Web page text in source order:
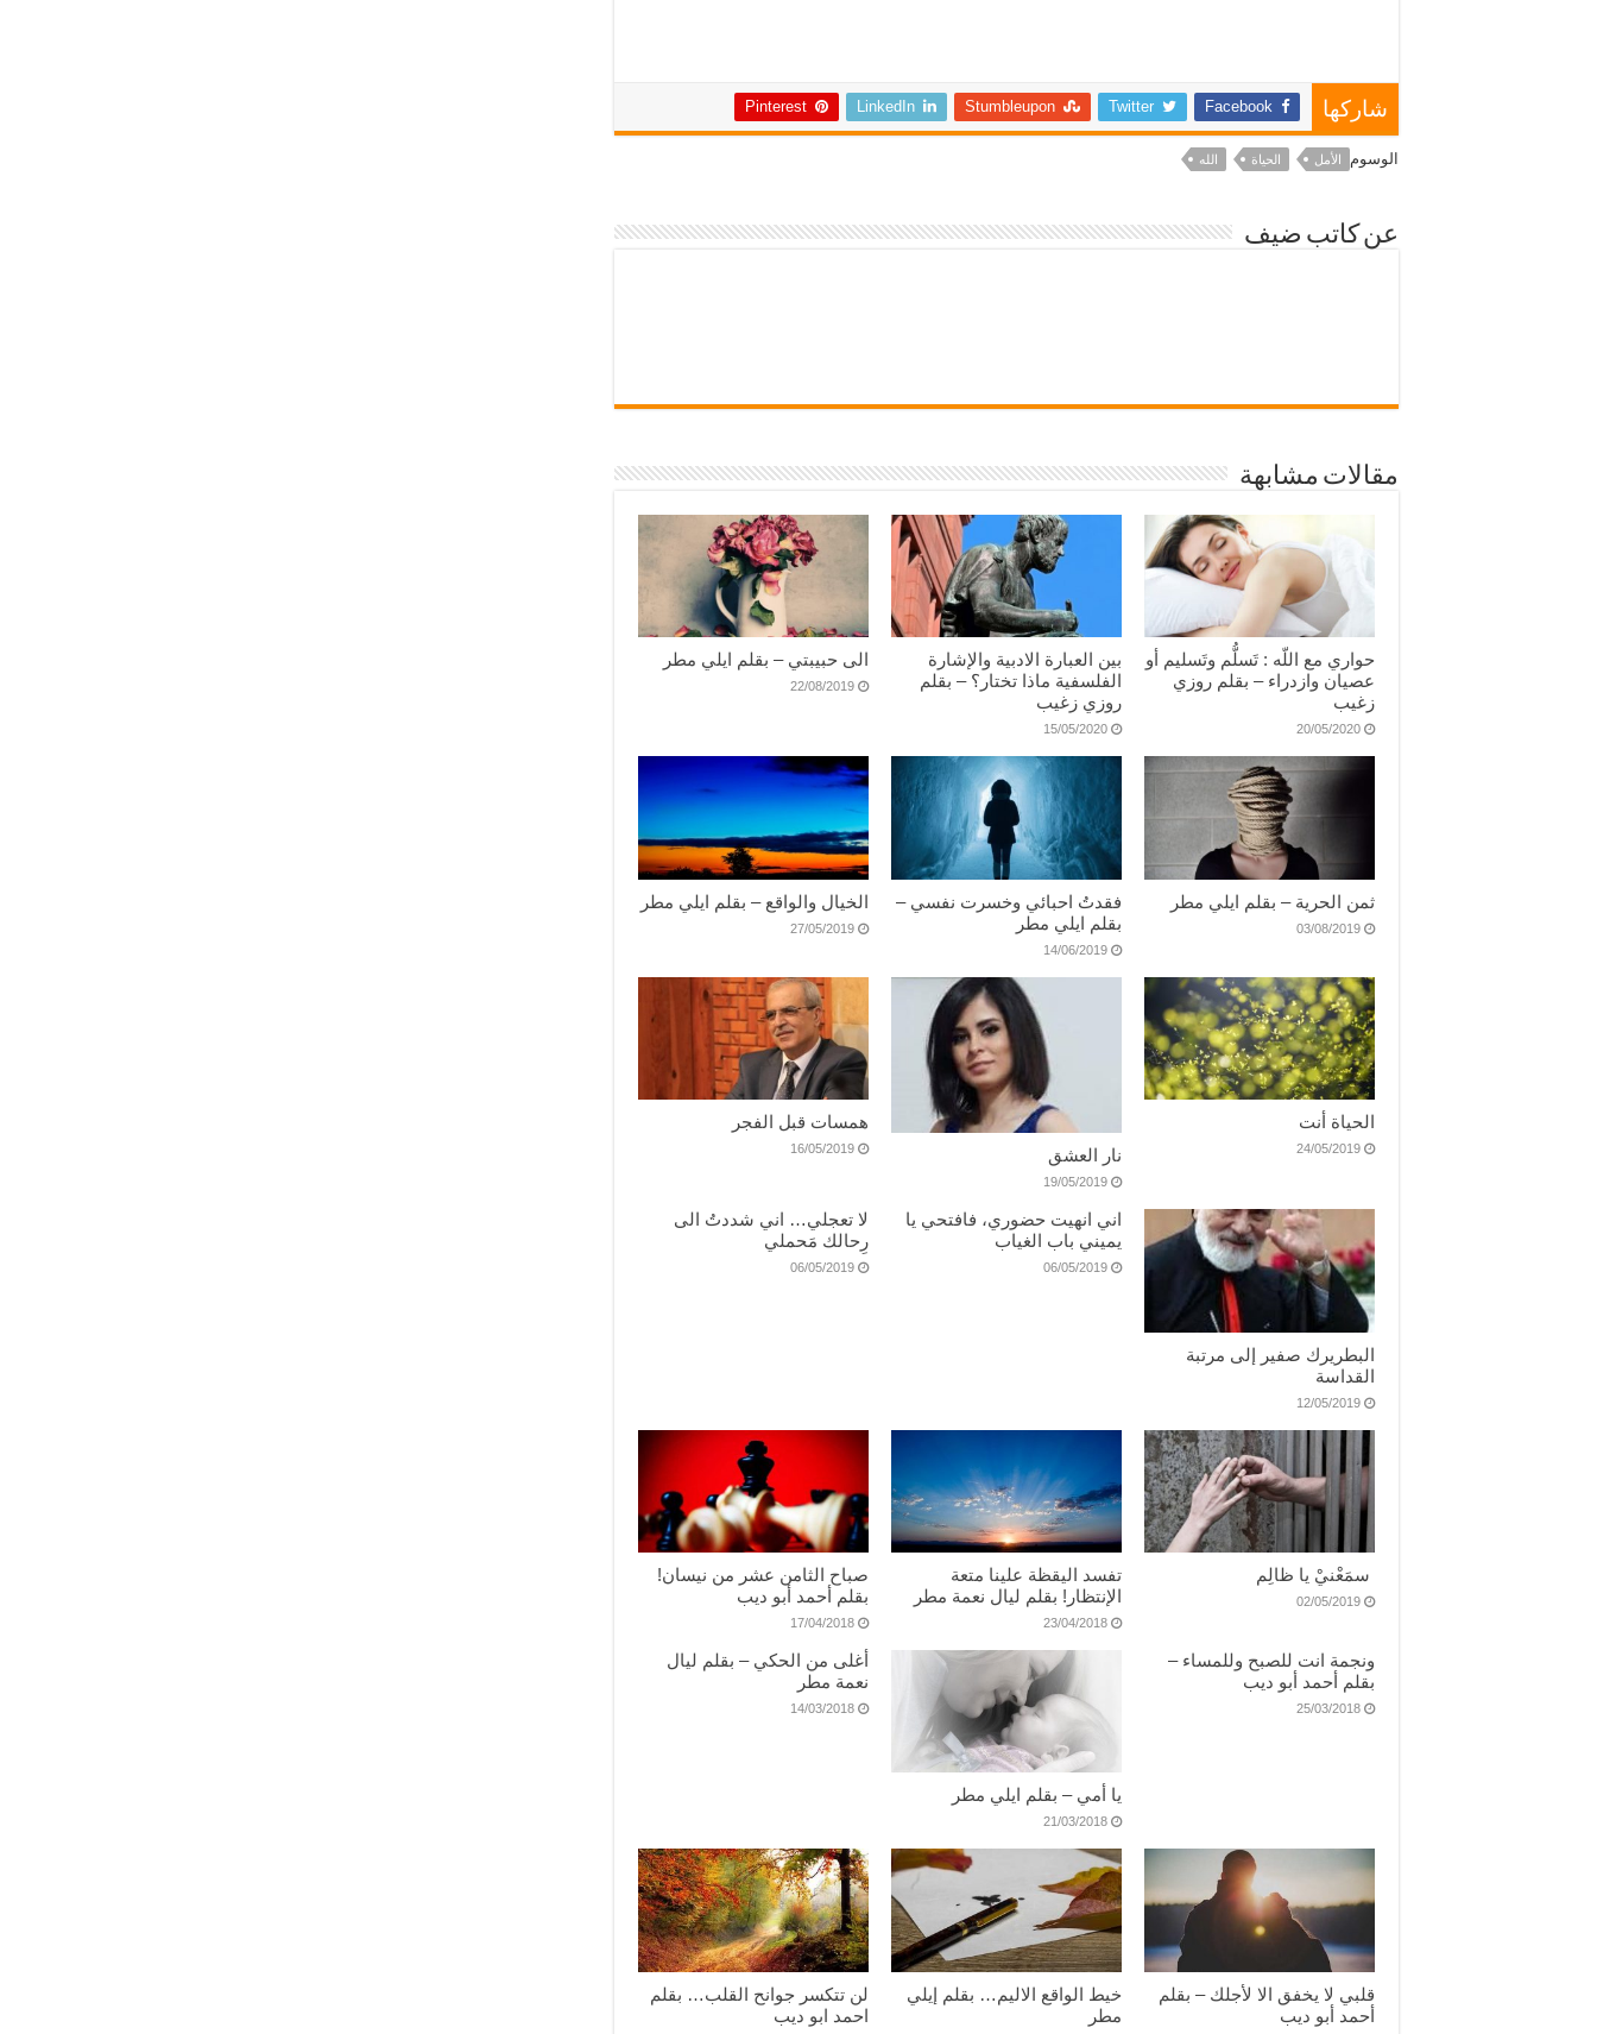
شاركها Facebook
Twitter
Stumbleupon
LinkedIn
Pinterest
الوسوم الأمل الحياة الله
عن كاتب ضيف
مقالات مشابهة
حواري مع اللّه : تَسلُّم وتَسليم أو
عصيان وازدراء – بقلم روزي
زغيب
20/05/2020
بين العبارة الادبية والإشارة
الفلسفية ماذا تختار؟ – بقلم
روزي زغيب
15/05/2020
الى حبيبتي – بقلم ايلي مطر
22/08/2019
ثمن الحرية – بقلم ايلي مطر
03/08/2019
فقدتُ احبائي وخسرت نفسي –
بقلم ايلي مطر
14/06/2019
الخيال والواقع – بقلم ايلي مطر
27/05/2019
الحياة أنت
24/05/2019 نار العشق
19/05/2019
همسات قبل الفجر
16/05/2019
البطريرك صفير إلى مرتبة
القداسة
12/05/2019
اني انهيت حضوري، فافتحي يا
يميني باب الغياب
06/05/2019
لا تعجلي… اني شددتُ الى
رِحالك مَحملي
06/05/2019
سمَعْنيْ يا ظالِم
02/05/2019
تفسد اليقظة علينا متعة
الإنتظار! بقلم ليال نعمة مطر
23/04/2018
صباح الثامن عشر من نيسان!
بقلم أحمد أبو ديب
17/04/2018
ونجمة انت للصبح وللمساء –
بقلم أحمد أبو ديب
25/03/2018
يا أمي – بقلم ايلي مطر
21/03/2018
أغلى من الحكي – بقلم ليال
نعمة مطر
14/03/2018
قلبي لا يخفق الا لأجلك – بقلم
أحمد أبو ديب
خيط الواقع الاليم… بقلم إيلي
مطر
لن تتكسر جوانح القلب… بقلم
احمد ابو ديب